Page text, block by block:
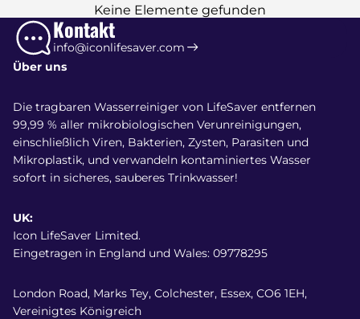
Keine Elemente gefunden
Kontakt
info@iconlifesaver.com
Über uns
Die tragbaren Wasserreiniger von LifeSaver entfernen
99,99 % aller mikrobiologischen Verunreinigungen,
einschließlich Viren, Bakterien, Zysten, Parasiten und
Mikroplastik, und verwandeln kontaminiertes Wasser
sofort in sicheres, sauberes Trinkwasser!
UK:
Icon LifeSaver Limited.
Eingetragen in England und Wales: 09778295
London Road, Marks Tey, Colchester, Essex, CO6 1EH,
Vereinigtes Königreich